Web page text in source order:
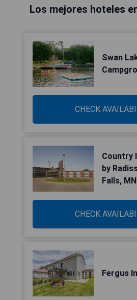
Los mejores hoteles
Swan
CHECK
Country
by
Falls, MN
CHECK
Fergus